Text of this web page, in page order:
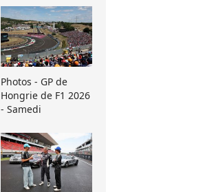
Photos - GP de
Hongrie de F1 2026
- Samedi